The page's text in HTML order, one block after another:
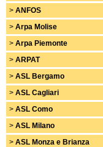
> ANFOS
> Arpa Molise
> Arpa Piemonte
> ARPAT
> ASL Bergamo
> ASL Cagliari
> ASL Como
> ASL Milano
> ASL Monza e Brianza